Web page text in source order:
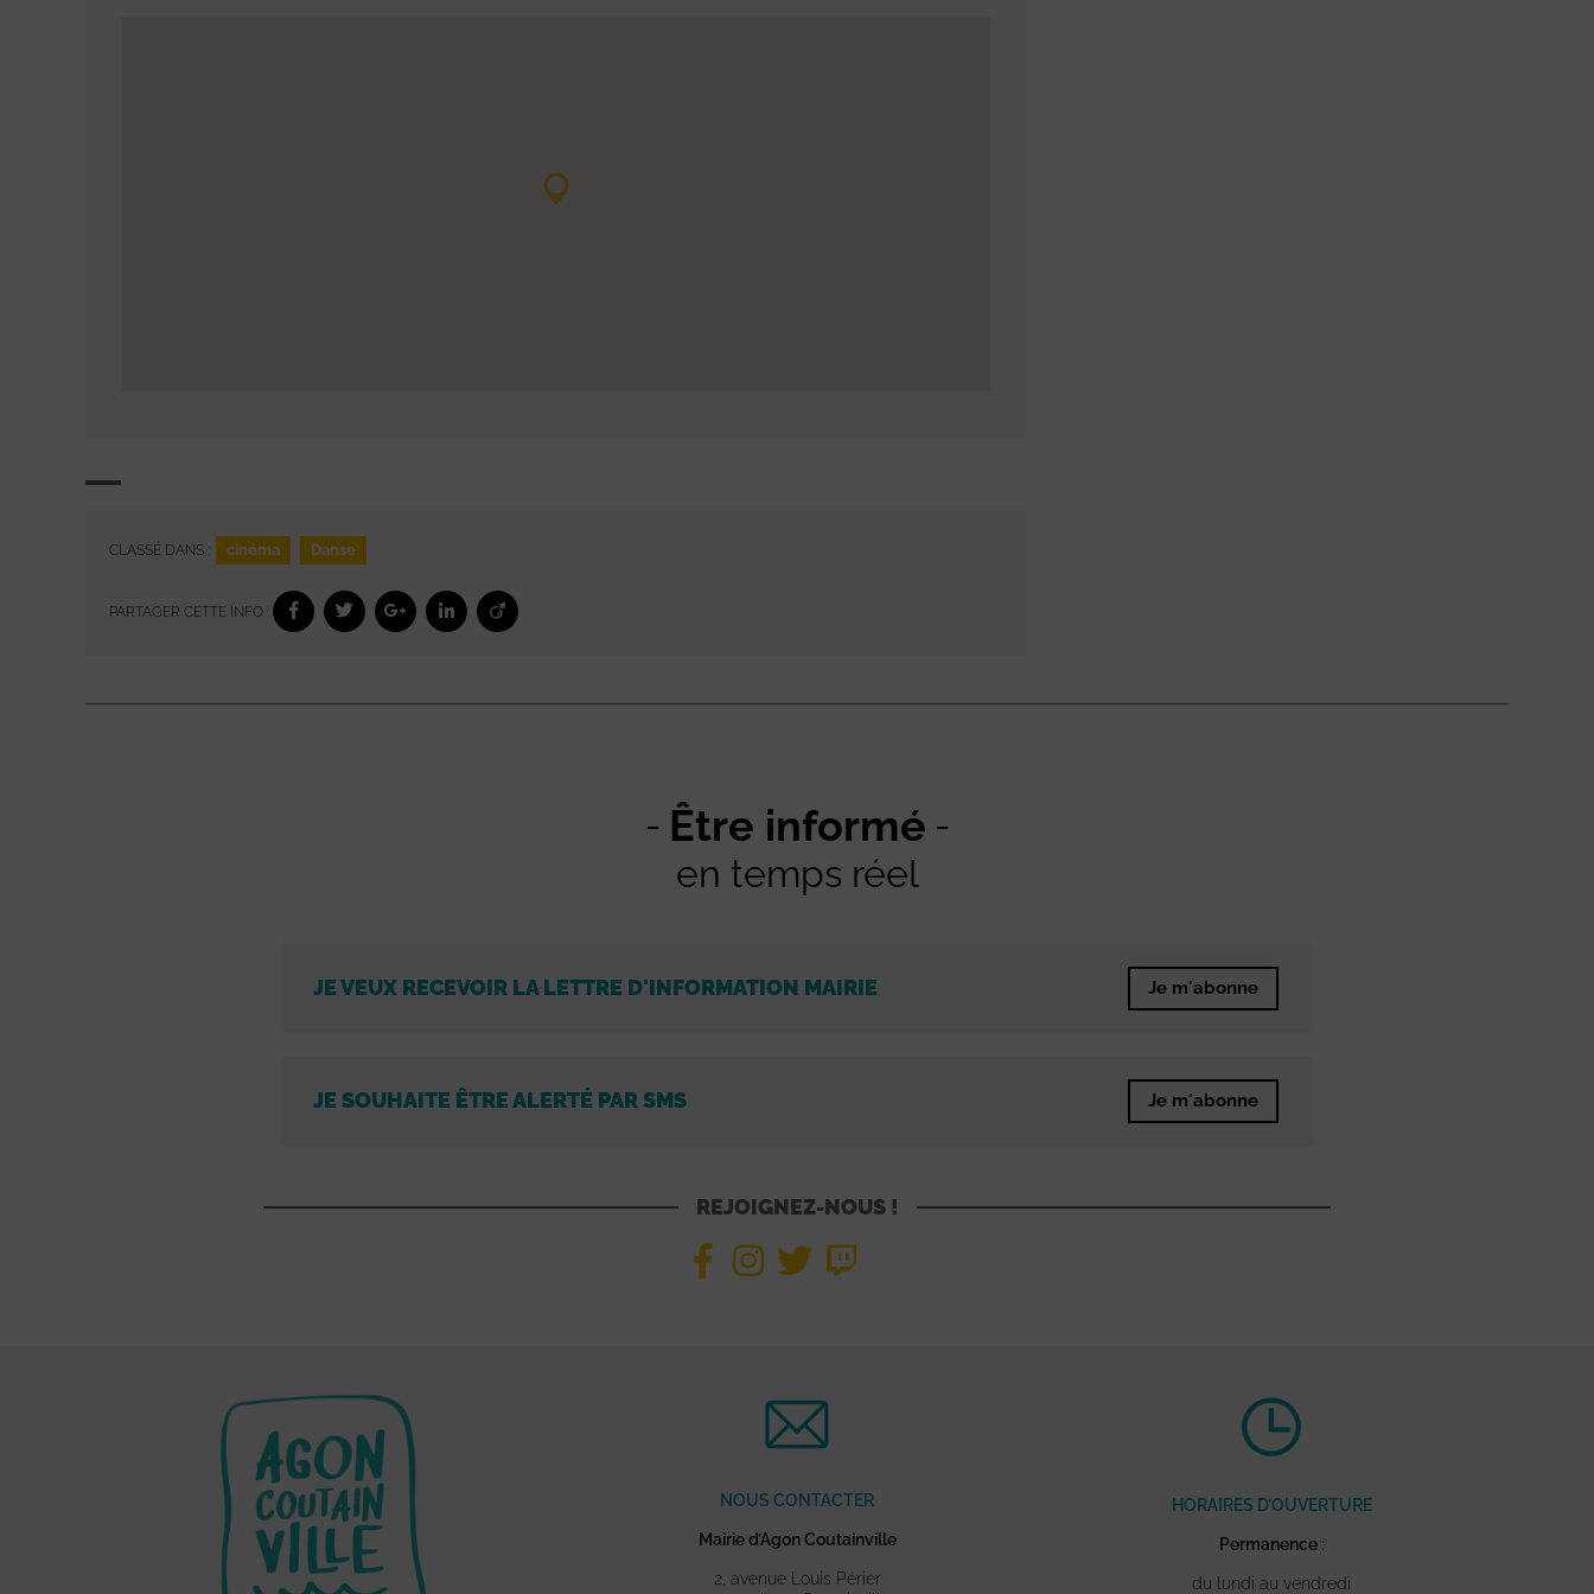
CLASSÉ DANS : cinéma Danse
PARTAGER CETTE INFO :
Être informé
en temps réel
JE VEUX RECEVOIR LA LETTRE D'INFORMATION MAIRIE Je m'abonne
JE SOUHAITE ÊTRE ALERTÉ PAR SMS Je m'abonne
REJOIGNEZ-NOUS !
NOUS CONTACTER
Mairie d’Agon Coutainville
2, avenue Louis Périer
HORAIRES D’OUVERTURE
Permanence :
du lundi au vendredi